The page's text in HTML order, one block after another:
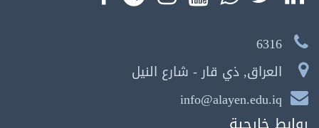
6316
العراق, ذي قار - شارع النيل
info@alayen.edu.iq